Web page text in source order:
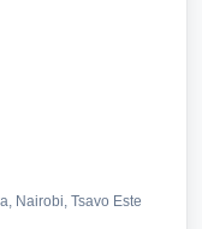
Nairobi, Tsavo Este